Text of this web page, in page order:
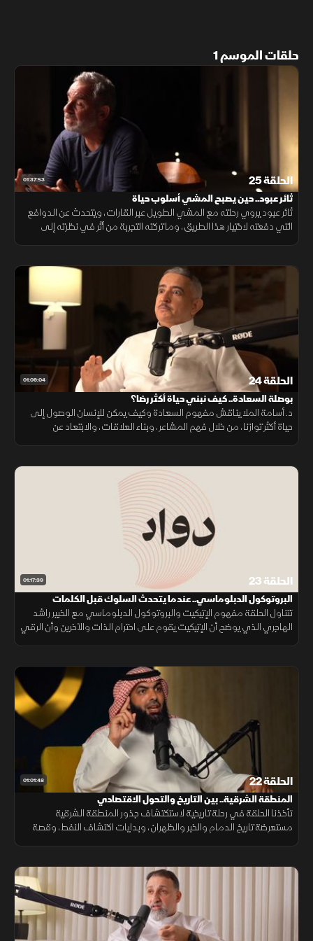
حلقات الموسم 1
01:37:53 الحلقة 25
ثائر عبود.. حين يصبح المشي أسلوب حياة
ثائر عبود يروي رحلته مع المشي الطويل عبر القارات، ويتحدث عن الدوافع
التي دفعته لاختيار هذا الطريق، وما تركته التجربة من أثر في نظرته إلى
01:09:04 الحلقة 24
بوصلة السعادة.. كيف نبني حياة أكثر رضا؟
د. أسامة الملا يناقش مفهوم السعادة وكيف يمكن للإنسان الوصول إلى
حياة أكثر توازنا، من خلال فهم المشاعر، وبناء العلاقات، والابتعاد عن
01:17:39 الحلقة 23
البروتوكول الدبلوماسي.. عندما يتحدث السلوك قبل الكلمات
تتناول الحلقة مفهوم الإتيكيت والبروتوكول الدبلوماسي مع الخبير راشد
الهاجري الذي يوضح أن الإتيكيت يقوم على احترام الذات والآخرين وأن الرقي
01:01:48 الحلقة 22
المنطقة الشرقية.. بين التاريخ والتحول الاقتصادي
تأخذنا الحلقة في رحلة تاريخية لاستكتشاف جذور المنطقة الشرقية
مستعرضة تاريخ الدمام والخبر والظهران، وبدايات اكتشاف النفط، وقصة